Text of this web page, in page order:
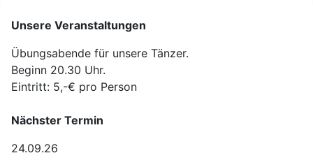
Unsere Veranstaltungen
Übungsabende für unsere Tänzer.
Beginn 20.30 Uhr.
Eintritt: 5,-€ pro Person
Nächster Termin
24.09.26